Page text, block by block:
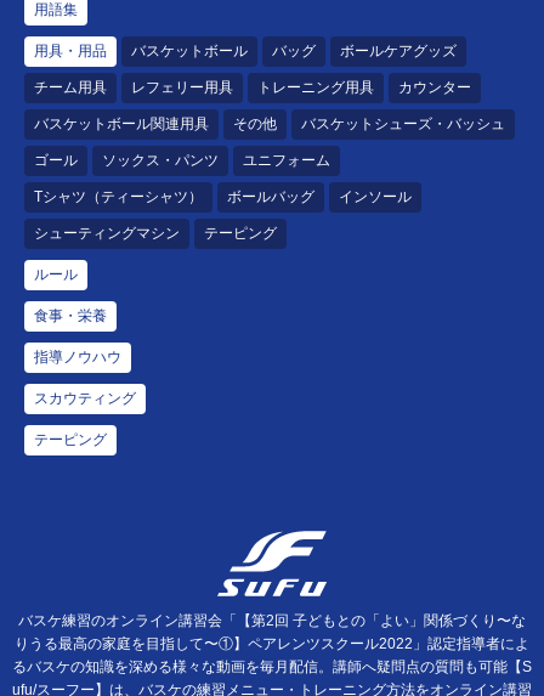
用語集
用具・用品 バスケットボール バッグ ボールケアグッズ
チーム用具 レフェリー用具 トレーニング用具 カウンター
バスケットボール関連用具 その他 バスケットシューズ・バッシュ
ゴール ソックス・パンツ ユニフォーム
Tシャツ（ティーシャツ） ボールバッグ インソール
シューティングマシン テーピング
ルール
食事・栄養
指導ノウハウ
スカウティング
テーピング
バスケ練習のオンライン講習会「【第2回 子どもとの「よい」関係づくり〜な
りうる最高の家庭を目指して〜①】ペアレンツスクール2022」認定指導者によ
るバスケの知識を深める様々な動画を毎月配信。講師へ疑問点の質問も可能【S
ufu/スーフー】は、バスケの練習メニュー・トレーニング方法をオンライン講習